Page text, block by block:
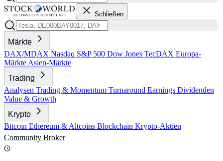
Schließen
Märkte
DAX/MDAX Nasdaq S&P 500 Dow Jones TecDAX Europa-
Märkte Asien-Märkte
Trading
Analysen Trading & Momentum Turnaround Earnings Dividenden
Value & Growth
Krypto
Bitcoin Ethereum & Altcoins Blockchain Krypto-Aktien
Community Broker